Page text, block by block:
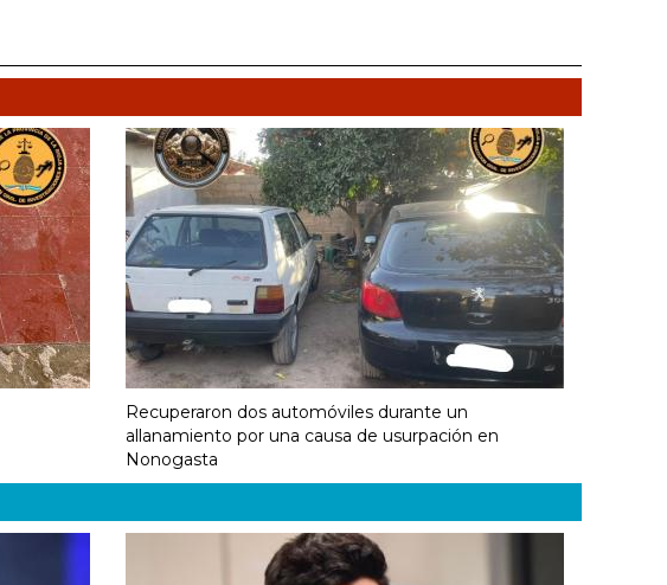
Recuperaron dos automóviles durante un
allanamiento por una causa de usurpación en
Nonogasta